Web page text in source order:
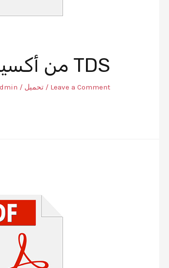
TDS من أكسيد الألومنيوم الأبيض
Leave a Comment
/تحميل / By